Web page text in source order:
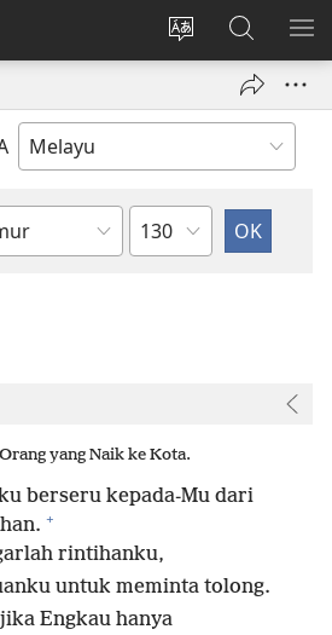
Tukar
bahasa
web
Log
Masuk
baharu)
Cari
JW.ORG
Bab
yang Naik ke Kota.
berseru kepada-Mu dari
+
rintihanku,
untuk meminta tolong.
jika Engkau hanya